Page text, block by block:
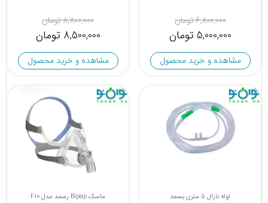
6,800,000 تومان
5,000,000 تومان
مشاهده و خرید محصول
8,800,000 تومان
8,500,000 تومان
مشاهده و خرید محصول
لوله نازال 5 متری بسمد ماسک Bipap رسمد مدل F10